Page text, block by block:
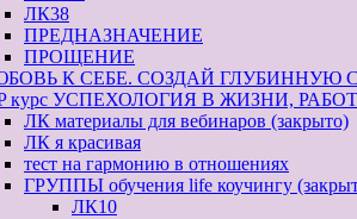
ЛК38
ПРЕДНАЗНАЧЕНИЕ
ПРОЩЕНИЕ
К СЕБЕ. СОЗДАЙ ГЛУБИННУЮ
курс УСПЕХОЛОГИЯ В ЖИЗНИ,
ЛК материалы для вебинаров (закрыто)
ЛК я красивая
тест на гармонию в отношениях
ГРУППЫ обучения life коучингу
ЛК10